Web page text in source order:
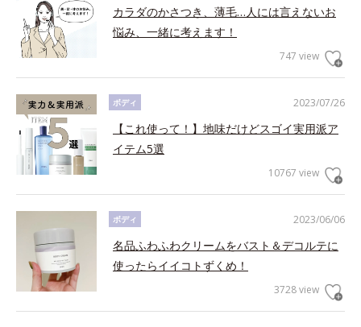
カラダのかさつき、薄毛…人には言えないお
悩み、一緒に考えます！
747 view
2023/07/26
ボディ
【これ使って！】地味だけどスゴイ実用派ア
イテム5選
10767 view
2023/06/06
ボディ
名品ふわふわクリームをバスト＆デコルテに
使ったらイイコトずくめ！
3728 view